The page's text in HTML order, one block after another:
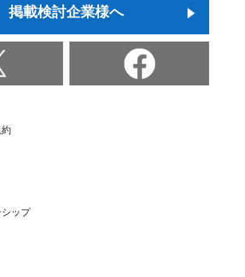
掲載検討企業様へ
ップ